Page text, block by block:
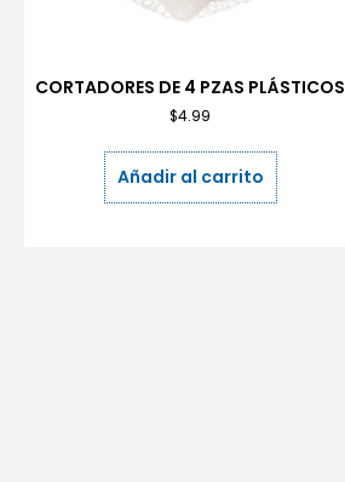
CORTADORES DE 4 PZAS PLÁSTICOS
$4.99
Añadir al carrito